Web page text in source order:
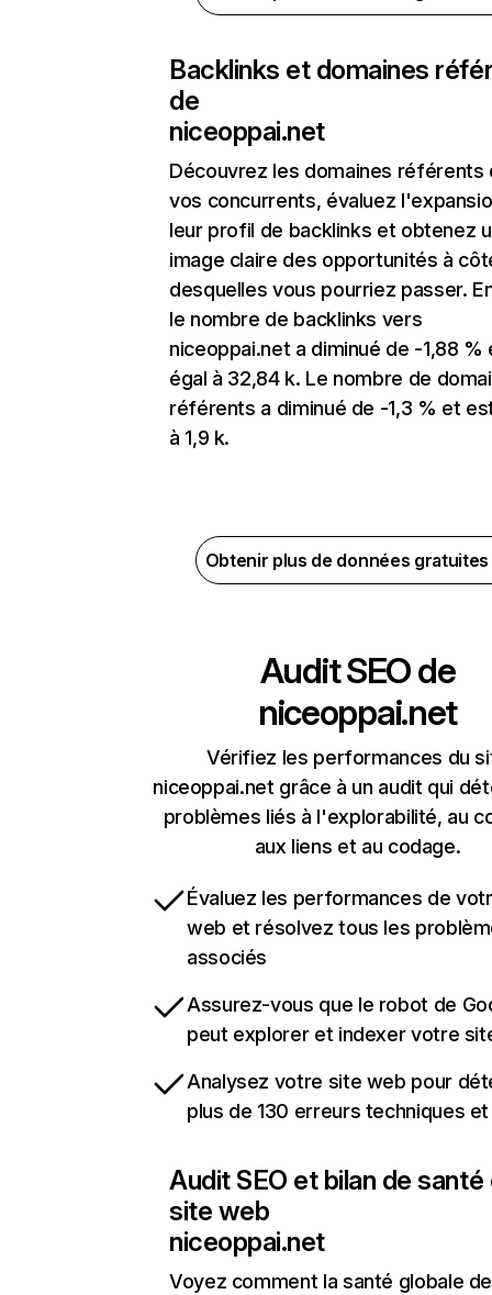
Backlinks et domaines
de
niceoppai.net
Découvrez les domaines référents
vos concurrents, évaluez
leur profil de backlinks et obtenez
image claire des opportunités à
desquelles vous pourriez passer.
le nombre de backlinks vers
niceoppai.net a diminué de -1,88 %
égal à 32,84 k. Le nombre de
référents a diminué de -1,3 % et
à 1,9 k.
Obtenir plus de données
Audit SEO de
niceoppai.net
Vérifiez les performances du
niceoppai.net grâce à un audit qui
problèmes liés à l'explorabilité, au
aux liens et au codage.
Évaluez les performances de
web et résolvez tous les
associés
Assurez-vous que le robot de
peut explorer et indexer votre
Analysez votre site web pour
plus de 130 erreurs techniques et
Audit SEO et bilan de santé
site web
niceoppai.net
Voyez comment la santé globale